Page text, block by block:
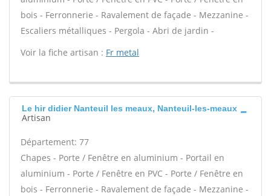
bois - Ferronnerie - Ravalement de façade - Mezzanine -
Escaliers métalliques - Pergola - Abri de jardin -
Voir la fiche artisan : Fr metal
Le hir didier Nanteuil les meaux, Nanteuil-les-meaux
Artisan
Département: 77
Chapes - Porte / Fenêtre en aluminium - Portail en
aluminium - Porte / Fenêtre en PVC - Porte / Fenêtre en
bois - Ferronnerie - Ravalement de façade - Mezzanine -